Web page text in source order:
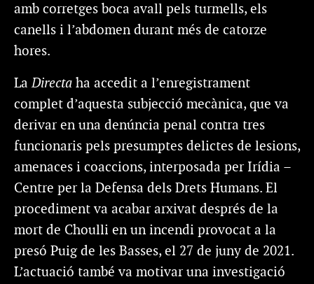
amb corretges boca avall pels turmells, els
canells i l’abdomen durant més de catorze
hores.
LaDirecta ha accedit a l’enregistrament
complet d’aquesta subjecció mecànica, que va
derivar en una denúncia penal contra tres
funcionaris pels presumptes delictes de lesions,
amenaces i coaccions, interposada per Irídia –
Centre per la Defensa dels Drets Humans. El
procediment va acabar arxivat després de la
mort de Choulli en un incendi provocat a la
presó Puig de les Basses, el 27 de juny de 2021.
L’actuació també va motivar una investigació